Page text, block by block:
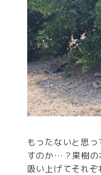
もったないと思
すのか…？果樹の
吸い上げてそれぞ